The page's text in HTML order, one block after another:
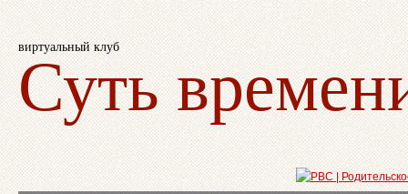
виртуальный клуб
Суть